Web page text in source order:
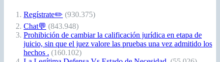
Regístrate✏️ (930.375)
Chat💬 (843.948)
Prohibición de cambiar la calificación jurídica en etapa de
juicio, sin que el juez valore las pruebas una vez admitido los
hechos . (160.102)